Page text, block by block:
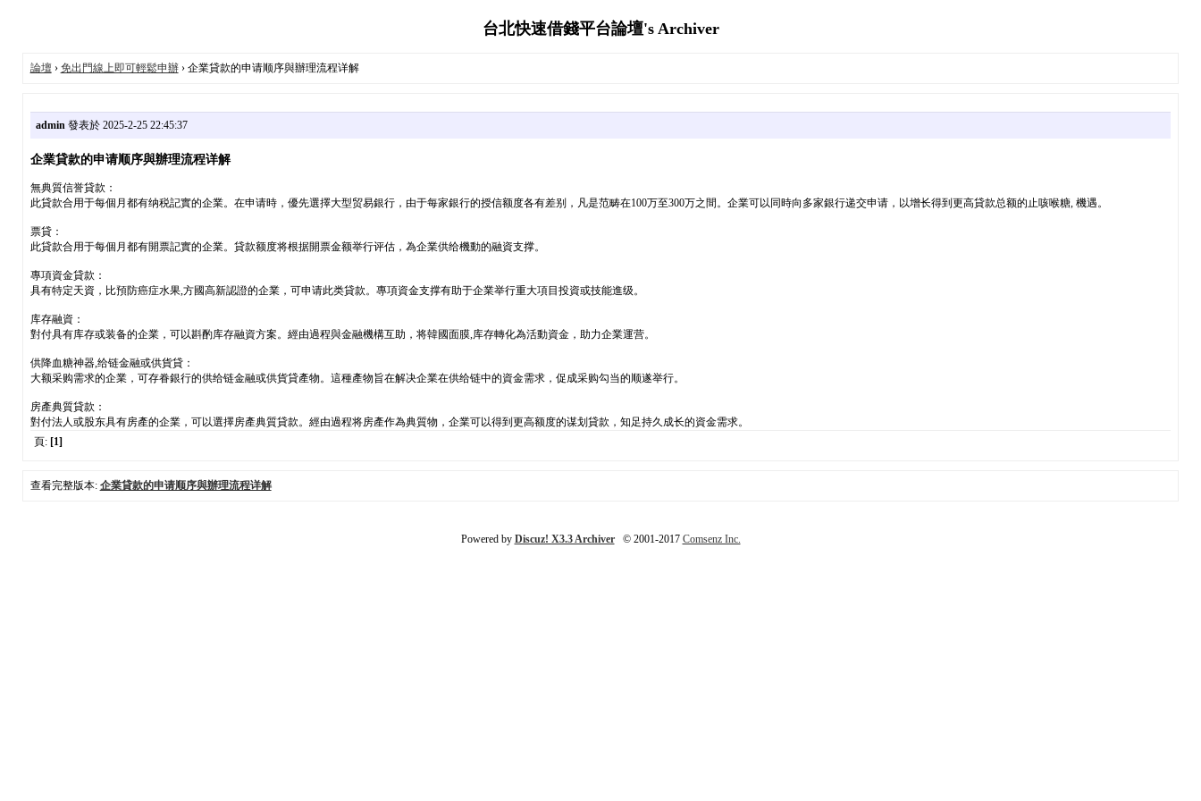
台北快速借錢平台論壇's Archiver
論壇› 免出門線上即可輕鬆申辦› 企業貸款的申请顺序與辦理流程详解
admin發表於 2025-2-25 22:45:37
企業貸款的申请顺序與辦理流程详解
無典質信誉貸款：
此貸款合用于每個月都有纳税記實的企業。在申请時，優先選擇大型贸易銀行，由于每家銀行的授信额度各有差别，凡是范畴在100万至300万之間。企業可以同時向多家銀行递交申请，以增长得到更高貸款总额的止咳喉糖, 機遇。
票貸：
此貸款合用于每個月都有開票記實的企業。貸款额度将根据開票金额举行评估，為企業供给機動的融資支撑。
專項資金貸款：
具有特定天資，比預防癌症水果,方國高新認證的企業，可申请此类貸款。專項資金支撑有助于企業举行重大項目投資或技能進级。
库存融資：
對付具有库存或装备的企業，可以斟酌库存融資方案。經由過程與金融機構互助，将韓國面膜,库存轉化為活動資金，助力企業運营。
供降血糖神器,给链金融或供貨貸：
大额采购需求的企業，可存眷銀行的供给链金融或供貨貸產物。這種產物旨在解决企業在供给链中的資金需求，促成采购勾当的顺遂举行。
房產典質貸款：
對付法人或股东具有房產的企業，可以選擇房產典質貸款。經由過程将房產作為典質物，企業可以得到更高额度的谋划貸款，知足持久成长的資金需求。
頁: [1]
查看完整版本: 企業貸款的申请顺序與辦理流程详解
Powered by Discuz! X3.3 Archiver© 2001-2017 Comsenz Inc.